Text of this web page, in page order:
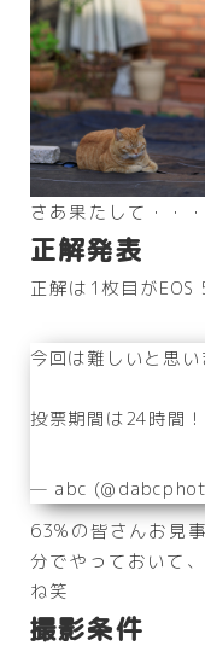
さあ果たして・・・
正解発表
正解は1枚目が
今回は難しいと思い
投票期間は24時間！
— abc
63%の皆さんお見
分でやっておいて
ね笑
撮影条件